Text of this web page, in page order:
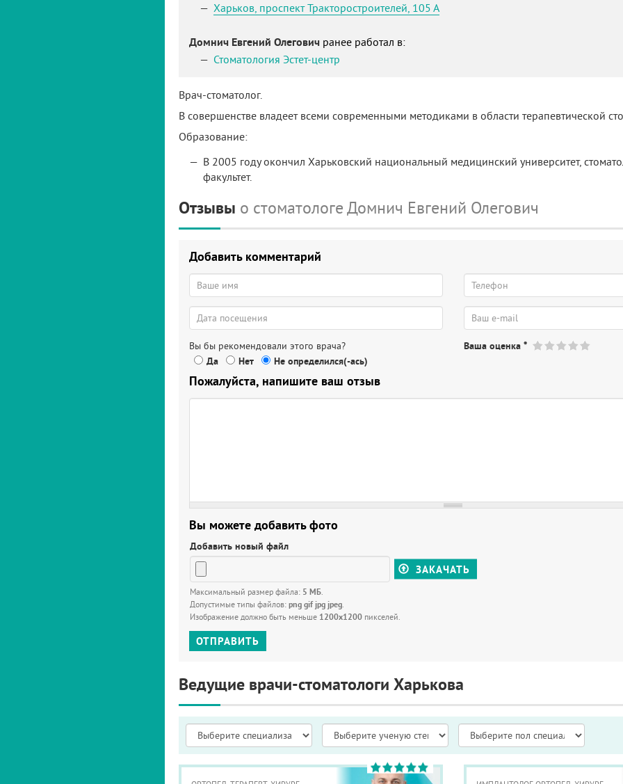
Харьков, проспект Тракторостроителей, 105 А
Домнич Евгений Олегович ранее работал в:
Стоматология Эстет-центр
Врач-стоматолог.
В совершенстве владеет всеми современными методиками в области терапевтической
Образование:
В 2005 году окончил Харьковский национальный медицинский университет,
факультет.
Отзывы о стоматологе Домнич Евгений Олегович
Добавить комментарий
Вы бы рекомендовали этого врача?
Да
Нет Не определился(-ась)
Ваша оценка*
Пожалуйста, напишите ваш отзыв
Вы можете добавить фото
Добавить новый файл
ЗАКАЧАТЬ
Максимальный размер файла: 5 МБ.
Допустимые типы файлов: png gif jpg jpeg.
Изображение должно быть меньше 1200x1200 пикселей.
ОТПРАВИТЬ
Ведущие врачи-стоматологи Харькова